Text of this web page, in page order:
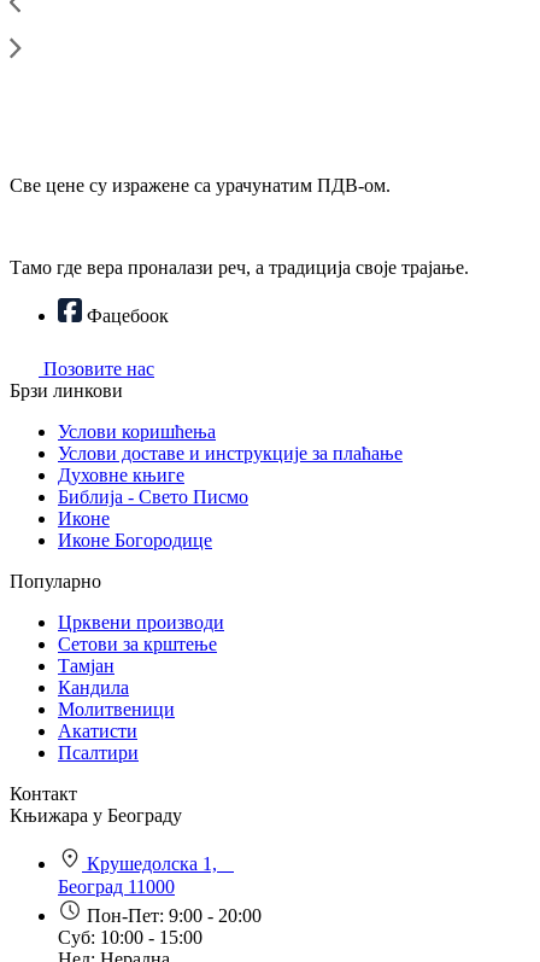
Све цене су изражене са урачунатим ПДВ-ом.
Тамо где вера проналази реч, а традиција своје трајање.
Фацебоок
Позовите нас
Брзи линкови
Услови коришћења
Услови доставе и инструкције за плаћање
Духовне књиге
Библија - Свето Писмо
Иконе
Иконе Богородице
Популарно
Црквени производи
Сетови за крштење
Тамјан
Кандила
Молитвеници
Акатисти
Псалтири
Контакт
Књижара у Београду
Крушедолска 1,
Београд 11000
Пон-Пет: 9:00 - 20:00
Суб: 10:00 - 15:00